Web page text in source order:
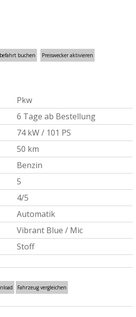
buchen Preiswecker aktivieren
Pkw
6 Tage ab Bestellung
74 kW / 101 PS
50 km
Benzin
5
4/5
Automatik
Vibrant Blue / Mic
Stoff
Fahrzeug vergleichen